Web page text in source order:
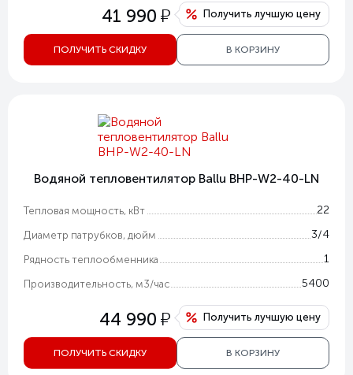
41 990 у Получить лучшую цену
ПОЛУЧИТЬ СКИДКУ В КОРЗИНУ
Водяной тепловентилятор Ballu BHP-W2-40-LN
Тепловая мощность, кВт 22
Диаметр патрубков, дюйм 3/4
Рядность теплообменника 1
Производительность, м3/час 5400
44 990 у Получить лучшую цену
ПОЛУЧИТЬ СКИДКУ В КОРЗИНУ